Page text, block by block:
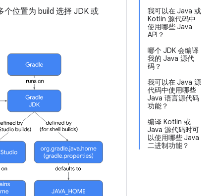
我可以在 Java 或
Kotlin 源代码中
使用哪些 Java
API？
哪个 JDK 会编译
我的 Java 源代
码？
我可以在 Java 源
代码中使用哪些
Java 语言源代码
功能？
编译 Kotlin 或
Java 源代码时可
以使用哪些 Java
二进制功能？
位置为 build 选择 JDK 或